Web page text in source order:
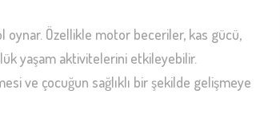
oynar. Özellikle motor beceriler, kas gücü,
yaşam aktivitelerini etkileyebilir.
ve çocuğun sağlıklı bir şekilde gelişmeye